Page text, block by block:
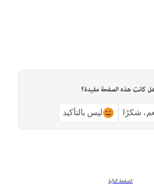
كانت هذه الصفحة مفيدة؟
شكرًا ليس بالتأكيد
الصفحة التالية